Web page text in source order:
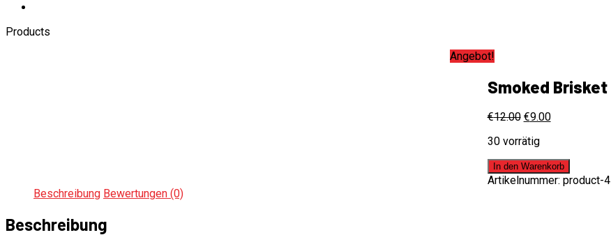
Products
Angebot!
Smoked Brisket
€12.00 €9.00
30 vorrätig
In den Warenkorb
Artikelnummer: product-4
Beschreibung Bewertungen (0)
Beschreibung